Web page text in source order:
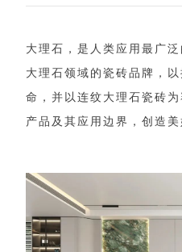
大理 石 ， 是 人 类 应 用 最 广泛
大理 石 领 域 的 瓷砖品 牌 ， 以
命 ， 并 以 连纹 大理 石 瓷砖 为
产品 及 其 应 用 边 界 ， 创 造 美